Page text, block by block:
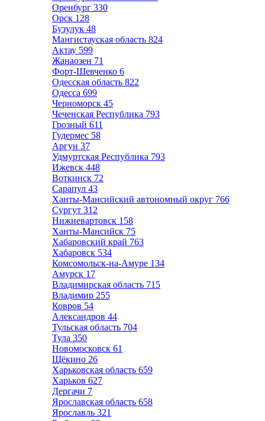
Оренбург 330
Орск 128
Бузулук 48
Мангистауская область 824
Актау 599
Жанаозен 71
Форт-Шевченко 6
Одесская область 822
Одесса 699
Черноморск 45
Чеченская Республика 793
Грозный 611
Гудермес 58
Аргун 37
Удмуртская Республика 793
Ижевск 448
Воткинск 72
Сарапул 43
Ханты-Мансийский автономный округ 766
Сургут 312
Нижневартовск 158
Ханты-Мансийск 75
Хабаровский край 763
Хабаровск 534
Комсомольск-на-Амуре 134
Амурск 17
Владимирская область 715
Владимир 255
Ковров 54
Александров 44
Тульская область 704
Тула 350
Новомосковск 61
Щёкино 26
Харьковская область 659
Харьков 627
Дергачи 7
Ярославская область 658
Ярославль 321